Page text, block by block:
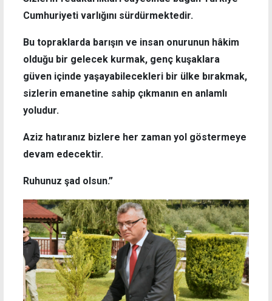
Cumhuriyeti varlığını sürdürmektedir.
Bu topraklarda barışın ve insan onurunun hâkim
olduğu bir gelecek kurmak, genç kuşaklara
güven içinde yaşayabilecekleri bir ülke bırakmak,
sizlerin emanetine sahip çıkmanın en anlamlı
yoludur.
Aziz hatıranız bizlere her zaman yol göstermeye
devam edecektir.
Ruhunuz şad olsun.”